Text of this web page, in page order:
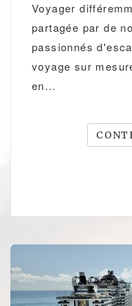
Voyager
partagée par de
passionnés
voyage sur
en…